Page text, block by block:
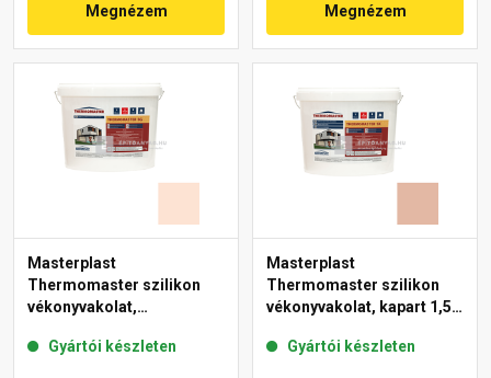
Megnézem Megnézem
Masterplast
Thermomaster szilikon
vékonyvakolat,
15-F 25 kg
Gyártói készleten
Masterplast
Thermomaster szilikon
vékonyvakolat, kapart 1,5
Gyártói készleten